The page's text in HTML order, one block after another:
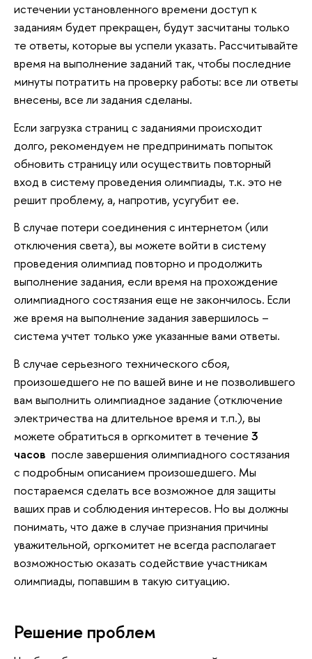
истечении установленного времени доступ к
заданиям будет прекращен, будут засчитаны только
те ответы, которые вы успели указать. Рассчитывайте
время на выполнение заданий так, чтобы последние
минуты потратить на проверку работы: все ли ответы
внесены, все ли задания сделаны.
Если загрузка страниц с заданиями происходит
долго, рекомендуем не предпринимать попыток
обновить страницу или осуществить повторный
вход в систему проведения олимпиады, т.к. это не
решит проблему, а, напротив, усугубит ее.
В случае потери соединения с интернетом (или
отключения света), вы можете войти в систему
проведения олимпиад повторно и продолжить
выполнение задания, если время на прохождение
олимпиадного состязания еще не закончилось. Если
же время на выполнение задания завершилось –
система учтет только уже указанные вами ответы.
В случае серьезного технического сбоя,
произошедшего не по вашей вине и не позволившего
вам выполнить олимпиадное задание (отключение
электричества на длительное время и т.п.), вы
можете обратиться в оргкомитет в течение 3
часов после завершения олимпиадного состязания
с подробным описанием произошедшего. Мы
постараемся сделать все возможное для защиты
ваших прав и соблюдения интересов. Но вы должны
понимать, что даже в случае признания причины
уважительной, оргкомитет не всегда располагает
возможностью оказать содействие участникам
олимпиады, попавшим в такую ситуацию.
Решение проблем